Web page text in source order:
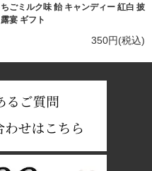
ちごミルク味 飴 キャンディー 紅白 披
露宴 ギフト
350円(税込)